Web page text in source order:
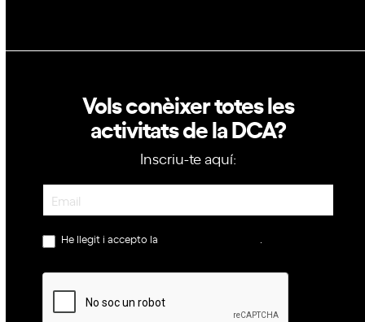
Vols conèixer totes les
activitats de la DCA?
Inscriu-te aquí:
He llegit i accepto la